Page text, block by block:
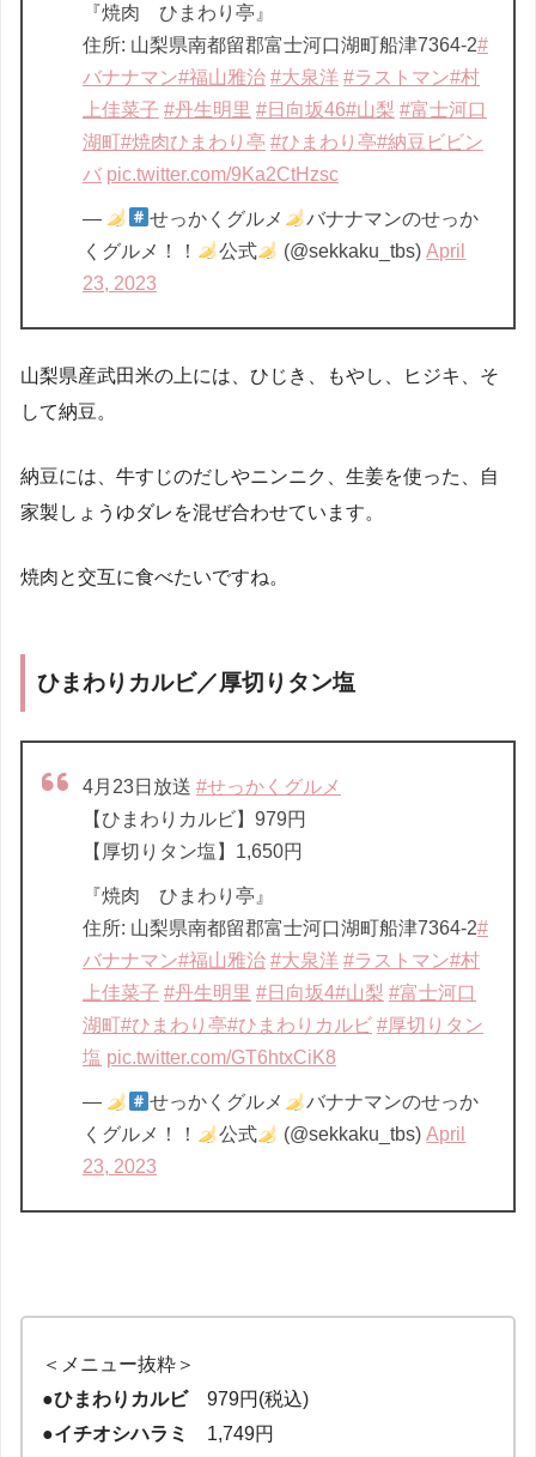
『焼肉 ひまわり亭』
住所: 山梨県南都留郡富士河口湖町船津7364-2#
バナナマン#福山雅治 #大泉洋 #ラストマン#村
上佳菜子 #丹生明里 #日向坂46#山梨 #富士河口
湖町#焼肉ひまわり亭 #ひまわり亭#納豆ビビン
バ pic.twitter.com/9Ka2CtHzsc
— せっかくグルメ
バナナマンのせっか
くグルメ！！
公式 (@sekkaku_tbs)April
23, 2023
山梨県産武田米の上には、ひじき、もやし、ヒジキ、そ
して納豆。
納豆には、牛すじのだしやニンニク、生姜を使った、自
家製しょうゆダレを混ぜ合わせています。
焼肉と交互に食べたいですね。
ひまわりカルビ／厚切りタン塩
4月23日放送 #せっかくグルメ
【ひまわりカルビ】979円
【厚切りタン塩】1,650円
『焼肉 ひまわり亭』
住所: 山梨県南都留郡富士河口湖町船津7364-2#
バナナマン#福山雅治 #大泉洋 #ラストマン#村
上佳菜子 #丹生明里 #日向坂4#山梨 #富士河口
湖町#ひまわり亭#ひまわりカルビ #厚切りタン
塩 pic.twitter.com/GT6htxCiK8
— せっかくグルメ
バナナマンのせっか
くグルメ！！
公式 (@sekkaku_tbs)April
23, 2023
＜メニュー抜粋＞
●ひまわりカルビ979円(税込)
●イチオシハラミ 1,749円